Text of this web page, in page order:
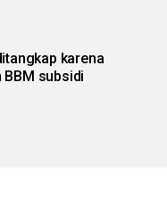
karena
BBM subsidi